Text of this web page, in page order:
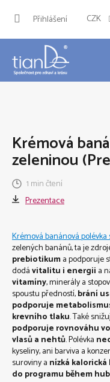
CZK
Přihlášení
Krémová
zeleninou
1 min čtení
Prezentace
Krémová banánová
zelených banánů, ta je
prebiotikuma podporuje
dodávitalitu i energii a
vitamíny, minerály a
spoustu předností,brání
podporuje
krevního tlaku. Také
podporuje rovnováhu
vlasů a nehtů. Polévka
kyseliny, ani barviva a
suroviny a nízká
do programu během